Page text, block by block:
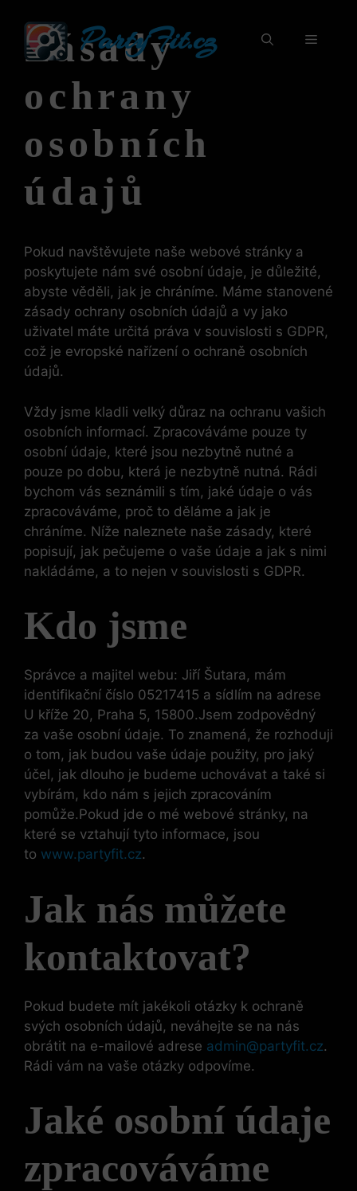
obsah
PartyFit.cz Menu
Zásady
ochrany
osobních
údajů
Pokud navštěvujete naše webové stránky a
poskytujete nám své osobní údaje, je důležité,
abyste věděli, jak je chráníme. Máme stanovené
zásady ochrany osobních údajů a vy jako
uživatel máte určitá práva v souvislosti s GDPR,
což je evropské nařízení o ochraně osobních
údajů.
Vždy jsme kladli velký důraz na ochranu vašich
osobních informací. Zpracováváme pouze ty
osobní údaje, které jsou nezbytně nutné a
pouze po dobu, která je nezbytně nutná. Rádi
bychom vás seznámili s tím, jaké údaje o vás
zpracováváme, proč to děláme a jak je
chráníme. Níže naleznete naše zásady, které
popisují, jak pečujeme o vaše údaje a jak s nimi
nakládáme, a to nejen v souvislosti s GDPR.
Kdo jsme
Správce a majitel webu: Jiří Šutara, mám
identifikační číslo 05217415 a sídlím na adrese
U kříže 20, Praha 5, 15800.Jsem zodpovědný
za vaše osobní údaje. To znamená, že rozhoduji
o tom, jak budou vaše údaje použity, pro jaký
účel, jak dlouho je budeme uchovávat a také si
vybírám, kdo nám s jejich zpracováním
pomůže.Pokud jde o mé webové stránky, na
které se vztahují tyto informace, jsou
to www.partyfit.cz.
Jak nás můžete
kontaktovat?
Pokud budete mít jakékoli otázky k ochraně
svých osobních údajů, neváhejte se na nás
obrátit na e-mailové adrese admin@partyfit.cz.
Rádi vám na vaše otázky odpovíme.
Jaké osobní údaje
zpracováváme